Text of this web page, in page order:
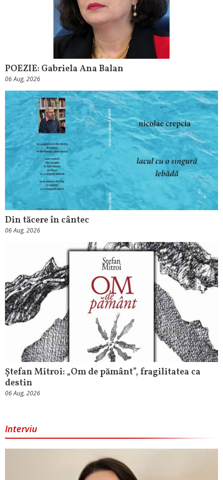
POEZIE: Gabriela Ana Balan
06 Aug, 2026
Din tăcere în cântec
06 Aug, 2026
Ștefan Mitroi: „Om de pământ”, fragilitatea ca
destin
06 Aug, 2026
Interviu